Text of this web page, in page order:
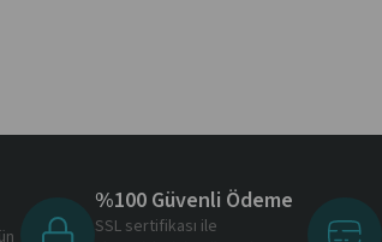
%100 Güvenli Ödeme
SSL sertifikası ile